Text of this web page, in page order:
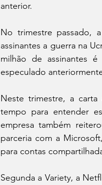
anterior.
No trimestre passado,
assinantes a guerra na
milhão de assinantes
especulado
Neste trimestre, a
tempo para entender
empresa também
parceria com a
para contas
Segunda a Variety, a